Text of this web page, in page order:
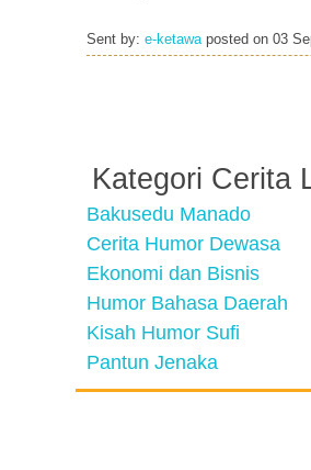
Sent by: e-ketawaposted on 03
Kategori Cerita
Bakusedu Manado
Cerita Humor Dewasa
Ekonomi dan Bisnis
Humor Bahasa Daerah
Kisah Humor Sufi
Pantun Jenaka